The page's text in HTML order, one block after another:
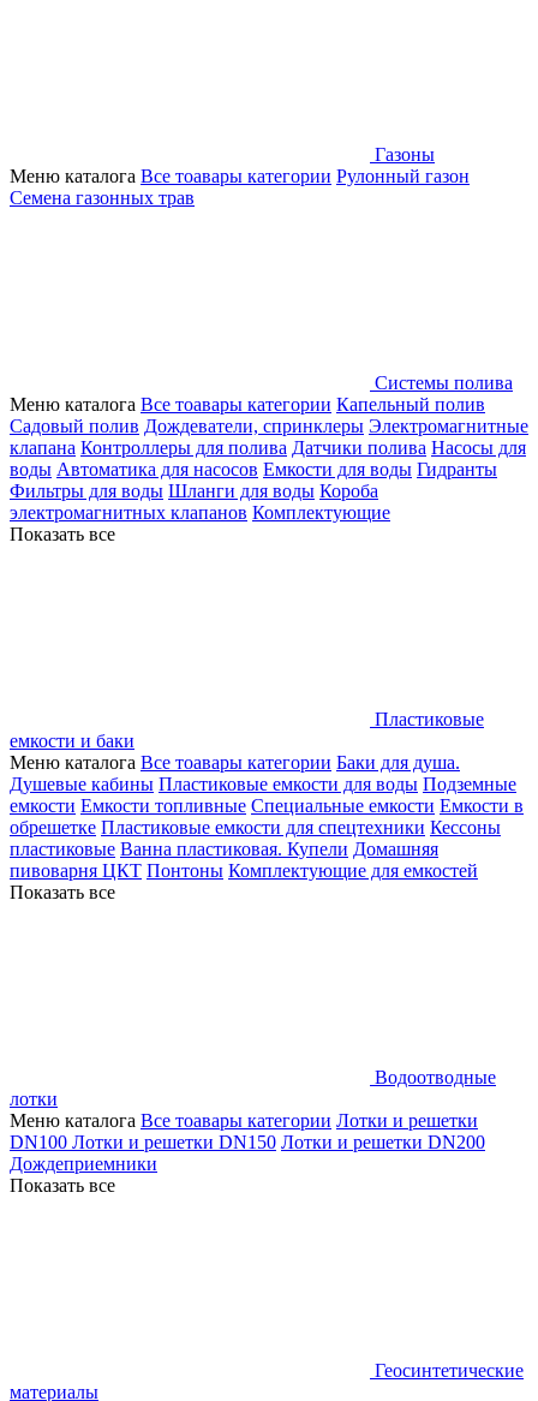
Газоны
Меню каталога Все тоавары категории Рулонный газон
Семена газонных трав
Системы полива
Меню каталога Все тоавары категории Капельный полив
Садовый полив Дождеватели, спринклеры Электромагнитные
клапана Контроллеры для полива Датчики полива Насосы для
воды Автоматика для насосов Емкости для воды Гидранты
Фильтры для воды Шланги для воды Короба
электромагнитных клапанов Комплектующие
Показать все
Пластиковые
емкости и баки
Меню каталога Все тоавары категории Баки для душа.
Душевые кабины Пластиковые емкости для воды Подземные
емкости Емкости топливные Специальные емкости Емкости в
обрешетке Пластиковые емкости для спецтехники Кессоны
пластиковые Ванна пластиковая. Купели Домашняя
пивоварня ЦКТ Понтоны Комплектующие для емкостей
Показать все
Водоотводные
лотки
Меню каталога Все тоавары категории Лотки и решетки
DN100 Лотки и решетки DN150 Лотки и решетки DN200
Дождеприемники
Показать все
Геосинтетические
материалы